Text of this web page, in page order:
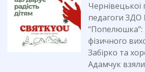
педагоги
“Попелюшка”:
фізичного
Забірко та
Адамчук